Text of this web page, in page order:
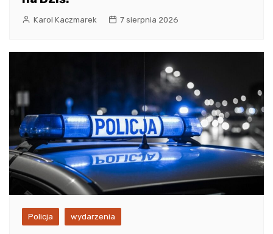
Karol Kaczmarek 7 sierpnia 2026
Policja wydarzenia